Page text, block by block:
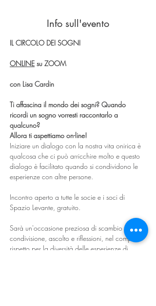
Info sull'evento
IL CIRCOLO DEI SOGNI
ONLINE su ZOOM
con Lisa Cardin
Ti affascina il mondo dei sogni? Quando
ricordi un sogno vorresti raccontarlo a
qualcuno?
Allora ti aspettiamo on-line!
Iniziare un dialogo con la nostra vita onirica è
qualcosa che ci può arricchire molto e questo
dialogo è facilitato quando si condividono le
esperienze con altre persone.
Incontro aperto a tutte le socie e i soci di
Spazio Levante, gratuito.
Sarà un'occasione preziosa di scambio e
condivisione, ascolto e riflessioni, nel completo
rispetto per la diversità delle esperienze di